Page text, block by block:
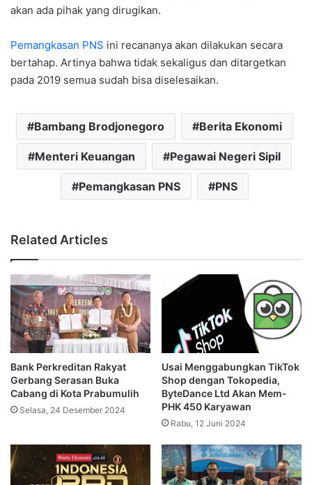
akan ada pihak yang dirugikan.
Pemangkasan PNS ini recananya akan dilakukan secara
bertahap. Artinya bahwa tidak sekaligus dan ditargetkan
pada 2019 semua sudah bisa diselesaikan.
Bambang Brodjonegoro Berita Ekonomi
Menteri Keuangan Pegawai Negeri Sipil
Pemangkasan PNS PNS
Related Articles
Bank Perkreditan Rakyat
Gerbang Serasan Buka
Cabang di Kota Prabumulih
Selasa, 24 Desember 2024
Usai Menggabungkan TikTok
Shop dengan Tokopedia,
ByteDance Ltd Akan Mem-
PHK 450 Karyawan
Rabu, 12 Juni 2024